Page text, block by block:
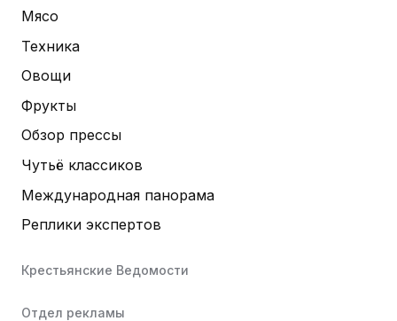
Мясо
Техника
Овощи
Фрукты
Обзор прессы
Чутьё классиков
Международная панорама
Реплики экспертов
Крестьянские Ведомости
Отдел рекламы